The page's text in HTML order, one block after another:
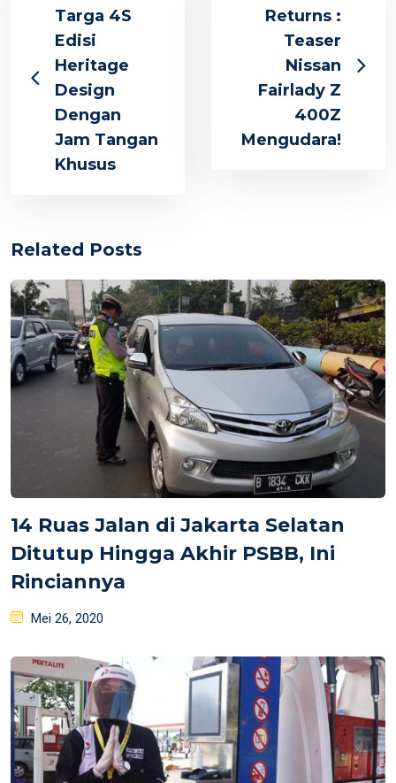
Targa 4S
Edisi
Heritage
Design
Dengan
Jam Tangan
Khusus
Returns :
Teaser
Nissan
Fairlady Z
400Z
Mengudara!
Related Posts
14 Ruas Jalan di Jakarta Selatan
Ditutup Hingga Akhir PSBB, Ini
Rinciannya
Posted
Mei 26, 2020